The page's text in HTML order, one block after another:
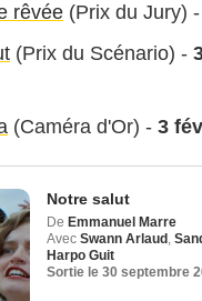
rêvée (Prix du Jury) -
(Prix du Scénario) -
(Caméra d'Or) - 3
Notre salut
De Emmanuel Marre
Avec Swann Arlaud,
Harpo Guit
Sortie le 30 septembre